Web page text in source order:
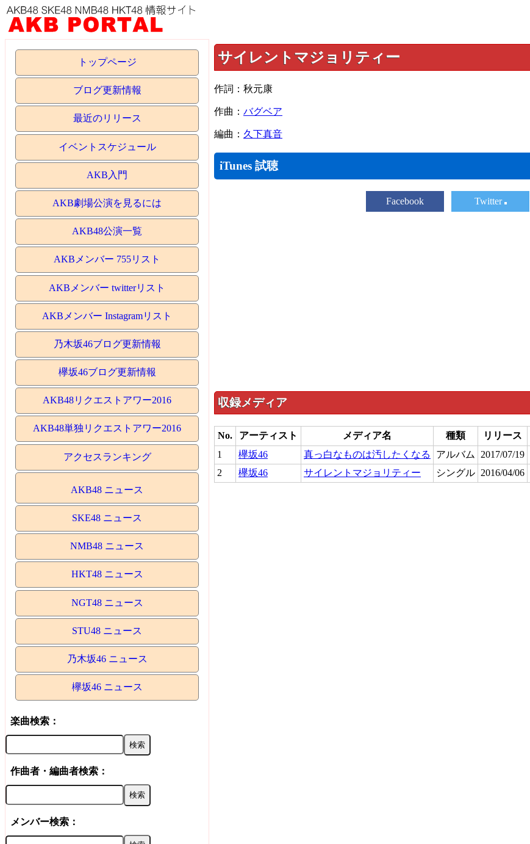
トップページ
ブログ更新情報
最近のリリース
イベントスケジュール
AKB入門
AKB劇場公演を見るには
AKB48公演一覧
AKBメンバー 755リスト
AKBメンバー twitterリスト
AKBメンバー Instagramリスト
乃木坂46ブログ更新情報
欅坂46ブログ更新情報
AKB48リクエストアワー2016
AKB48単独リクエストアワー2016
アクセスランキング
AKB48 ニュース
SKE48 ニュース
NMB48 ニュース
HKT48 ニュース
NGT48 ニュース
STU48 ニュース
乃木坂46 ニュース
欅坂46 ニュース
楽曲検索：
作曲者・編曲者検索：
メンバー検索：
サイレントマジョリティー
作詞：秋元康
作曲： バグベア
編曲： 久下真音
iTunes 試聴
Facebook Twitter
収録メディア
No. アーティスト メディア名 種類 リリース
1
欅坂46 真っ白なものは汚したくなる アルバム
2017/07/19
2
欅坂46 サイレントマジョリティー シングル 2016/04/06